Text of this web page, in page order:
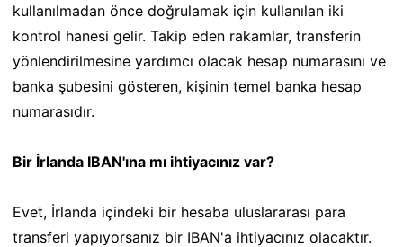
kullanılmadan önce doğrulamak için kullanılan iki
kontrol hanesi gelir. Takip eden rakamlar, transferin
yönlendirilmesine yardımcı olacak hesap numarasını ve
banka şubesini gösteren, kişinin temel banka hesap
numarasıdır.
Bir İrlanda IBAN'ına mı ihtiyacınız var?
Evet, İrlanda içindeki bir hesaba uluslararası para
transferi yapıyorsanız bir IBAN'a ihtiyacınız olacaktır.